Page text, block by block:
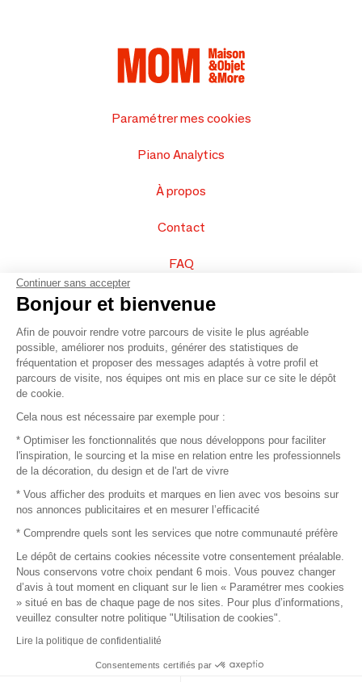
Paramétrer mes cookies
Piano Analytics
À propos
Contact
FAQ
Vendez vos produits
Plan du site
© 2016 –Organisation SAFI
Recrutement
Mentions légales
Conditions commerciales
Piano Analytics
Continuer sans accepter
Bonjour et bienvenue
Afin de pouvoir rendre votre parcours de visite le plus agréable
possible, améliorer nos produits, générer des statistiques de
fréquentation et proposer des messages adaptés à votre profil et
parcours de visite, nos équipes ont mis en place sur ce site le dépôt
de cookie.
Cela nous est nécessaire par exemple pour :
* Optimiser les fonctionnalités que nous développons pour faciliter
l'inspiration, le sourcing et la mise en relation entre les professionnels
de la décoration, du design et de l'art de vivre
* Vous afficher des produits et marques en lien avec vos besoins sur
nos annonces publicitaires et en mesurer l’efficacité
* Comprendre quels sont les services que notre communauté préfère
Le dépôt de certains cookies nécessite votre consentement préalable.
Nous conservons votre choix pendant 6 mois. Vous pouvez changer
d’avis à tout moment en cliquant sur le lien « Paramétrer mes cookies
» situé en bas de chaque page de nos sites. Pour plus d’informations,
veuillez consulter notre politique "Utilisation de cookies".
Lire la politique de confidentialité
Consentements certifiés par